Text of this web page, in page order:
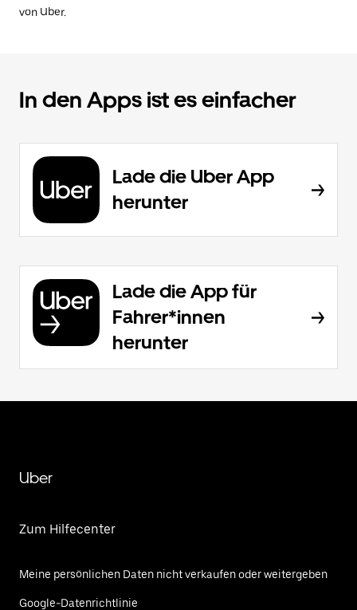
von Uber.
In den Apps ist es einfacher
Lade die Uber App
herunter
Lade die App für
Fahrer*innen
herunter
Uber
Zum Hilfecenter
Meine persönlichen Daten nicht verkaufen oder weitergeben
Google-Datenrichtlinie